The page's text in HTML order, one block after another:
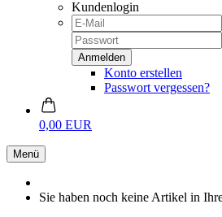
Kundenlogin
Konto erstellen
Passwort vergessen?
0,00 EUR
Menü
Sie haben noch keine Artikel in